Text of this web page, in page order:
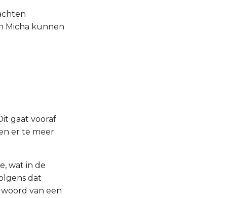
Micha kunnen
gaat vooraf
er te meer
wat in de
dat
van een